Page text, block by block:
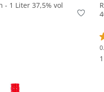
- 1 Liter 37,5% vol
von 5 von 5